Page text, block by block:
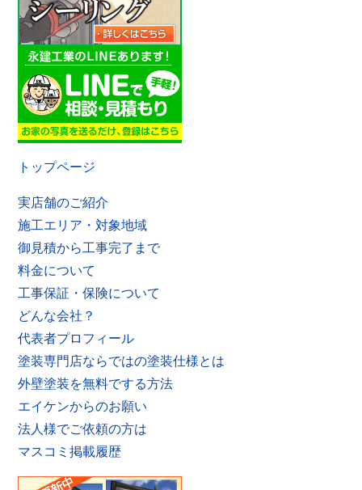
トップページ
実店舗のご紹介
施工エリア・対象地域
御見積から工事完了まで
料金について
工事保証・保険について
どんな会社？
代表者プロフィール
塗装専門店ならではの塗装仕様とは
外壁塗装を無料でする方法
エイケンからのお願い
法人様でご依頼の方は
マスコミ掲載履歴